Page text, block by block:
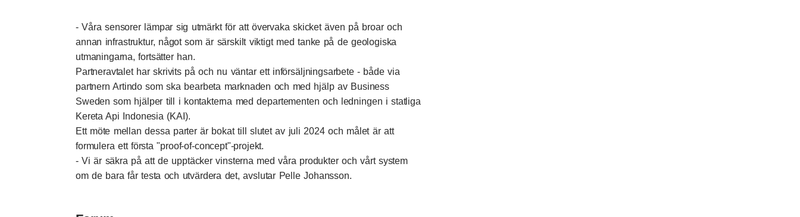
- Våra sensorer lämpar sig utmärkt för att övervaka skicket även på broar och
annan infrastruktur, något som är särskilt viktigt med tanke på de geologiska
utmaningarna, fortsätter han.
Partneravtalet har skrivits på och nu väntar ett införsäljningsarbete - både via
partnern Artindo som ska bearbeta marknaden och med hjälp av Business
Sweden som hjälper till i kontakterna med departementen och ledningen i statliga
Kereta Api Indonesia (KAI).
Ett möte mellan dessa parter är bokat till slutet av juli 2024 och målet är att
formulera ett första "proof-of-concept"-projekt.
- Vi är säkra på att de upptäcker vinsterna med våra produkter och vårt system
om de bara får testa och utvärdera det, avslutar Pelle Johansson.